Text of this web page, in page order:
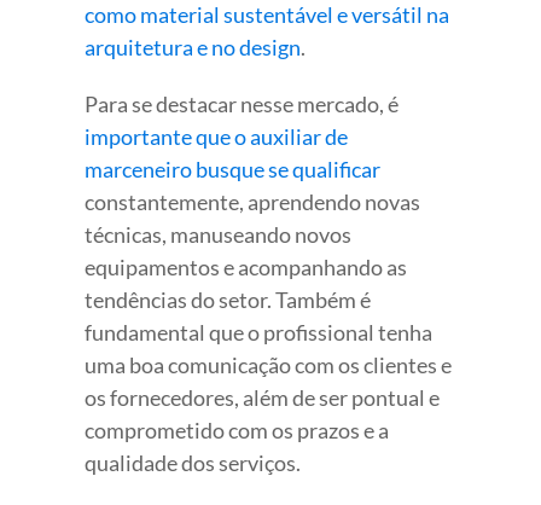
como material sustentável e versátil na
arquitetura e no design.
Para se destacar nesse mercado, é
importante que o auxiliar de
marceneiro busque se qualificar
constantemente, aprendendo novas
técnicas, manuseando novos
equipamentos e acompanhando as
tendências do setor. Também é
fundamental que o profissional tenha
uma boa comunicação com os clientes e
os fornecedores, além de ser pontual e
comprometido com os prazos e a
qualidade dos serviços.